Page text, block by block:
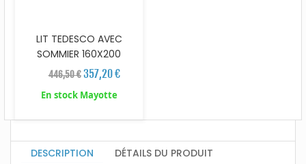
LIT TEDESCO AVEC
SOMMIER 160X200
446,50 € 357,20 €
En stock Mayotte
DESCRIPTION
DÉTAILS DU PRODUIT